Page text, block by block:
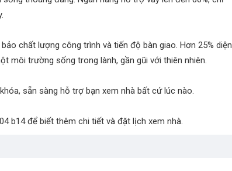
chất lượng công trình và tiến độ bàn giao. Hơn 25% diện
môi trường sống trong lành, gần gũi với thiên nhiên.
sẵn sàng hỗ trợ bạn xem nhà bất cứ lúc nào.
b14 để biết thêm chi tiết và đặt lịch xem nhà.